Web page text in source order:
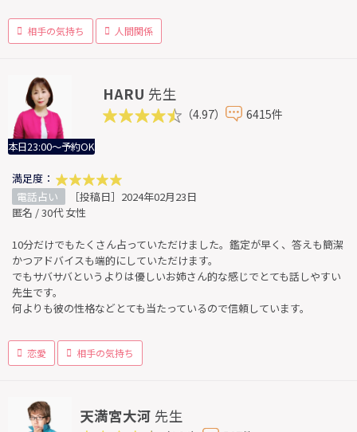
相手の気持ち 人間関係
本日23:00～予約OK
HARU 先生
（4.97） 6415件
満足度：
電話占い
［投稿日］2024年02月23日
匿名 / 30代 女性
10分だけでもたくさん占っていただけました。鑑定が早く、答えも簡潔
かつアドバイスも端的にしていただけます。
でもサバサバというよりは優しいお姉さん的な感じでとても話しやすい
先生です。
何よりも彼の性格などとても当たっているので信頼しています。
恋愛 相手の気持ち
天満宮大河 先生